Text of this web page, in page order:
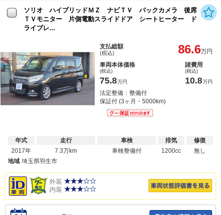
ソリオ ハイブリッドＭＺ ナビＴＶ バックカメラ 後席
ＴＶモニター 片側電動スライドドア シートヒーター ド
ライブレ...
支払総額
(税込) 86.6万円
車両本体価格
(税込)
75.8万円
諸費用
(税込)
10.8万円
法定整備：整備付
保証付 (3ヶ月・5000km)
年式
2017年
走行
7.3万km
車検
車検整備付
排気
1200cc
修復
無し
地域 埼玉県羽生市
外装
内装